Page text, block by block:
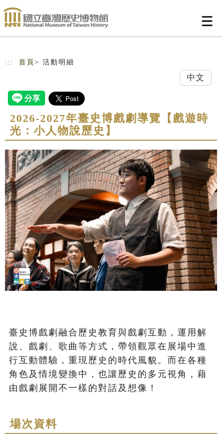
跳到主要內容
網站導覽
::: 首頁 > 活動明細
中文
2026-2027年臺史博戲劇導覽【戲遊時
光：小人物說歷史】
臺史博戲劇融合歷史教育與戲劇互動，運用解
說、戲劇、歌曲等方式，帶領觀眾在展場中進
行互動體驗，重現歷史的時代風貌。而在各種
角色及情境變換中，也讓歷史的多元視角，藉
由戲劇展開不一樣的對話及想像！
場次資料